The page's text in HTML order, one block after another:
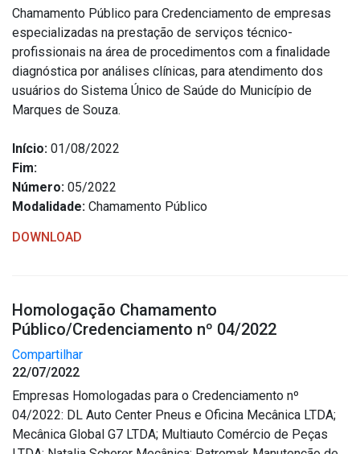
Chamamento Público para Credenciamento de empresas
especializadas na prestação de serviços técnico-
profissionais na área de procedimentos com a finalidade
diagnóstica por análises clínicas, para atendimento dos
usuários do Sistema Único de Saúde do Município de
Marques de Souza.
Início: 01/08/2022
Fim:
Número: 05/2022
Modalidade: Chamamento Público
DOWNLOAD
Homologação Chamamento
Público/Credenciamento nº 04/2022
Compartilhar
22/07/2022
Empresas Homologadas para o Credenciamento nº
04/2022: DL Auto Center Pneus e Oficina Mecânica LTDA;
Mecânica Global G7 LTDA; Multiauto Comércio de Peças